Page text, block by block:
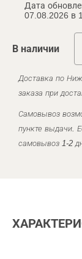
Дата
07.08.2026 в
В наличии
Доставка по
заказа при
Самовывоз
пункте выдачи.
самовывоз 1-2